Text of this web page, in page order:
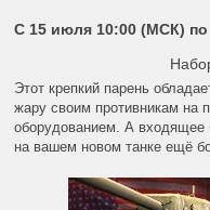
С 15 июля 10:00 (МСК)
Этот крепкий парень
жару своим противникам на
оборудованием. А входящее
на вашем новом танке ещё